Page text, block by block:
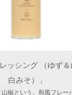
ッシング （ゆず＆
白みそ）」
椒という、和風フレー